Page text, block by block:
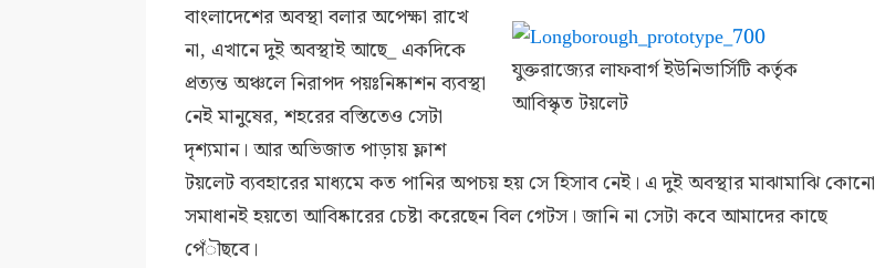
যুক্তরাজ্যের লাফবার্গ ইউনিভার্সিটি কর্তৃক
আবিস্কৃত টয়লেট
বাংলাদেশের অবস্থা বলার অপেক্ষা রাখে
না, এখানে দুই অবস্থাই আছে_ একদিকে
প্রত্যন্ত অঞ্চলে নিরাপদ পয়ঃনিষ্কাশন ব্যবস্থা
নেই মানুষের, শহরের বস্তিতেও সেটা
দৃশ্যমান। আর অভিজাত পাড়ায় ফ্লাশ
টয়লেট ব্যবহারের মাধ্যমে কত পানির অপচয় হয় সে হিসাব নেই। এ দুই অবস্থার মাঝামাঝি কোনো
সমাধানই হয়তো আবিষ্কারের চেষ্টা করেছেন বিল গেটস। জানি না সেটা কবে আমাদের কাছে
পেঁৗছবে।